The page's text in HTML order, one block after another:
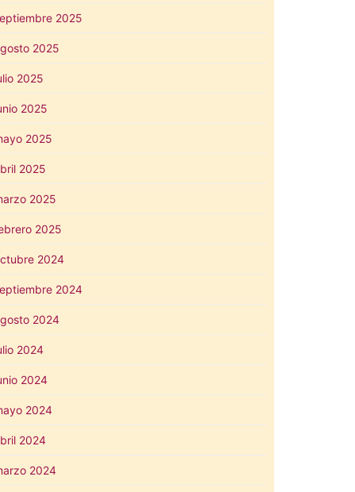
2025
2025
2025
2025
2025
2025
2025
2025
2024
2024
2024
2024
2024
2024
2024
2024